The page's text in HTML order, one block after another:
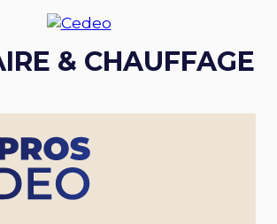
& CHAUFFAGE